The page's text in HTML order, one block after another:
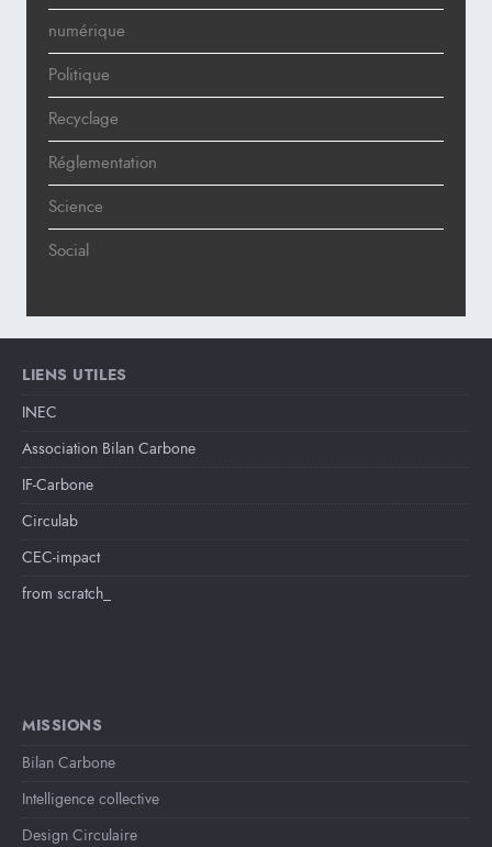
numérique
Politique
Recyclage
Réglementation
Science
Social
LIENS UTILES
INEC
Association Bilan Carbone
IF-Carbone
Circulab
CEC-impact
from scratch_
MISSIONS
Bilan Carbone
Intelligence collective
Design Circulaire